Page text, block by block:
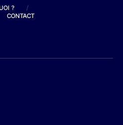
?
/
CONTACT